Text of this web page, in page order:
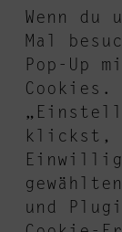
service
sonstiges
Wenn du
Mal
Pop-Up
Cookies.
klickst,
und